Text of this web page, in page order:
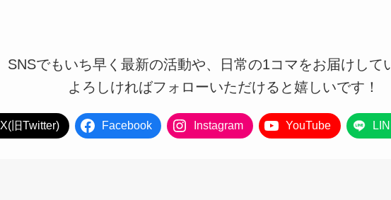
SNSでもいち早く最新の活動や、日常の1コマをお届けして
よろしければフォローいただけると嬉しいです！
X(旧Twitter) Facebook Instagram YouTube